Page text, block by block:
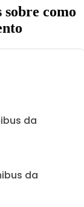
como
da
da